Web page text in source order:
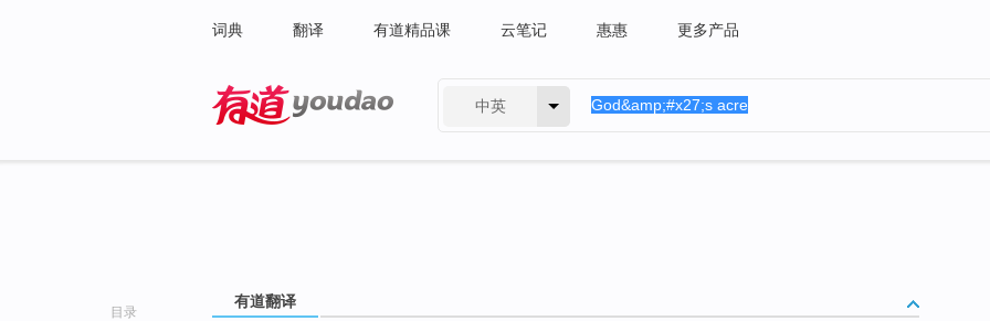
词典 翻译 有道精品课 云笔记 惠惠 更多产品
中英
目录
有道翻译